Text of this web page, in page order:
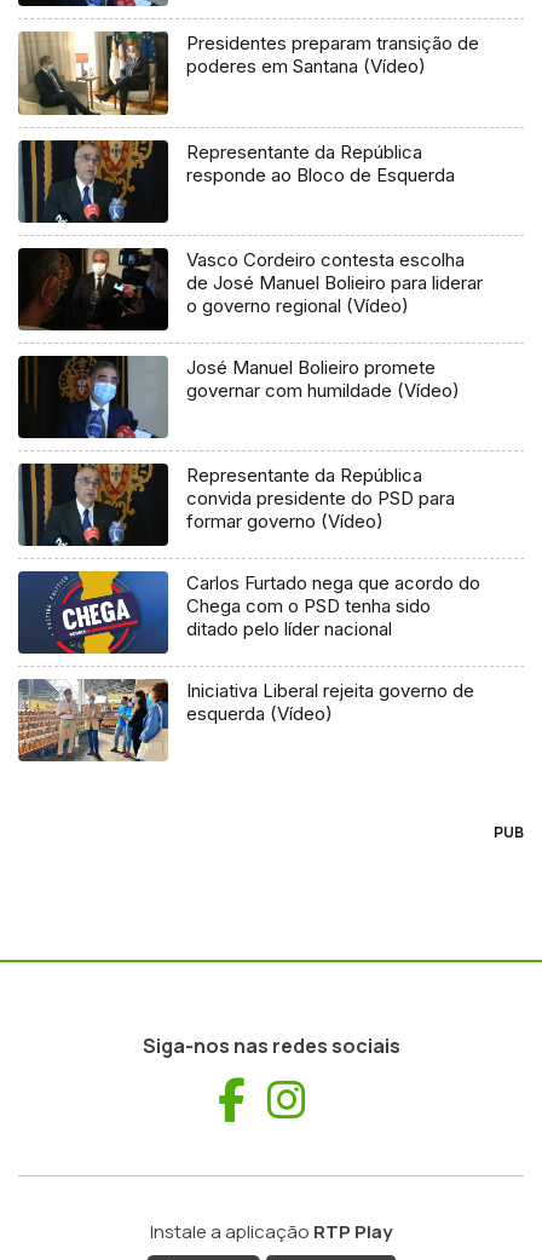
Presidentes preparam transição de
poderes em Santana (Vídeo)
Representante da República
responde ao Bloco de Esquerda
Vasco Cordeiro contesta escolha
de José Manuel Bolieiro para liderar
o governo regional (Vídeo)
José Manuel Bolieiro promete
governar com humildade (Vídeo)
Representante da República
convida presidente do PSD para
formar governo (Vídeo)
Carlos Furtado nega que acordo do
Chega com o PSD tenha sido
ditado pelo líder nacional
Iniciativa Liberal rejeita governo de
esquerda (Vídeo)
PUB
Siga-nos nas redes sociais
Facebook
Instale a aplicação RTP Play